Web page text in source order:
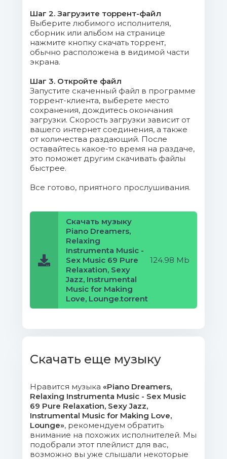
12. Beautiful Sunset.mp3 (7.38 Mb)
13. Moments in Love.mp3 (9.17 Mb)
15. Night Breaks.mp3 (8.03 Mb)
cover.jpg (93.23 Kb)
Шаг 2. Загрузите торрент-файл
Выберите любимого исполнителя,
сборник или альбом на странице
нажмите кнопку скачать торрент,
обычно расположена в видимой части
экрана.
Шаг 3. Откройте файл
Запустите скаченный файл в программе
торрент-клиента, выберете место
сохранения, дождитесь окончания
загрузки. Скорость загрузки зависит от
вашего интернет соединения, а также
от количества раздающий. После
оставайтесь какое-то время на раздаче,
это поможет другим скачивать файлы
быстрее.
Все готово, приятного прослушивания.
Скачать музыку
Piano Dreamers,
Relaxing
Instrumenta Music -
Sex Music 69 Pure
Relaxation, Sexy
Jazz, Instrumental
Music for Making
Love, Lounge.torrent
124.98 Mb
Скачать еще музыку
Нравится музыка «Piano Dreamers,
Relaxing Instrumenta Music - Sex Music
69 Pure Relaxation, Sexy Jazz,
Instrumental Music for Making Love,
Lounge», рекомендуем обратить
внимание на похожих исполнителей. Мы
подобрали этот плейлист для вас,
возможно вы уже слышали некоторые